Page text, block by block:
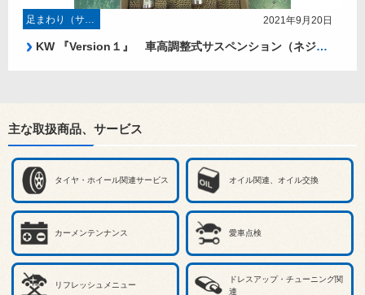
足まわり（サスペンション・ブレーキ） 2021年9月20日
KW 『Version１』 車高調整式サスペンション（ネジ式）
主な取扱商品、サービス
タイヤ・ホイール関連サービス オイル関連、オイル交換
カーメンテンナンス 愛車点検
リフレッシュメニュー
ドレスアップ・チューニング関
連